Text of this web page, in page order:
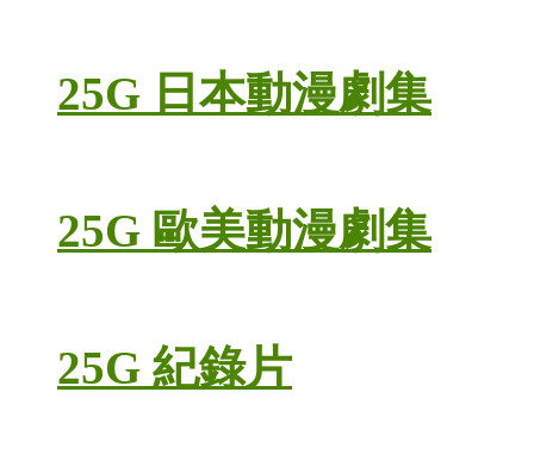
25G 日本動漫劇集
25G 歐美動漫劇集
25G 紀錄片